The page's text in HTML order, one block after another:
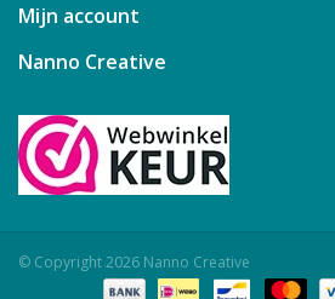
Mijn account
Nanno Creative
© Copyright 2026 Nanno Creative